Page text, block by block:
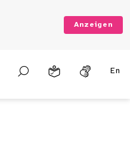
Anzeigen
En